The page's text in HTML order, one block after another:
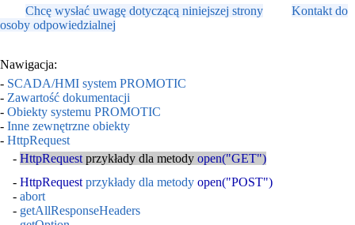
Chcę wysłać uwagę dotyczącą niniejszej strony
Kontakt do
osoby odpowiedzialnej
Nawigacja:
- SCADA/HMI system PROMOTIC
- Zawartość dokumentacji
- Obiekty systemu PROMOTIC
- Inne zewnętrzne obiekty
- HttpRequest
- HttpRequestprzykłady dla metody open("GET")
- HttpRequest przykłady dla metody open("POST")
- abort
- getAllResponseHeaders